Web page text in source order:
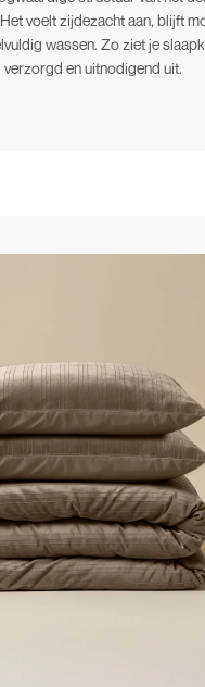
voelt zijdezacht aan, blijft
wassen. Zo ziet je
verzorgd en uitnodigend uit.